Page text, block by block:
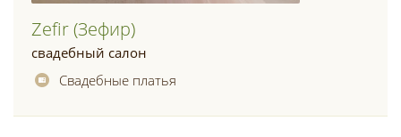
Zefir (зефир)
свадебный салон
Свадебные платья